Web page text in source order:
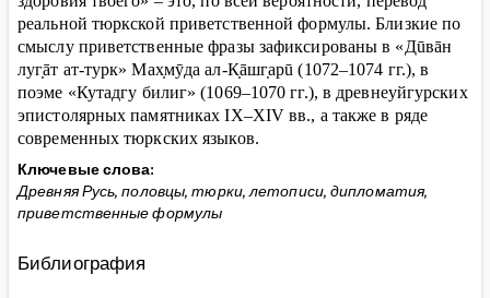
реальной тюркской приветственной формулы. Близкие по
смыслу приветственные фразы зафиксированы в «Дūвāн
луг̣āт ат-турк» Мах̣мȳда ал-К̣āшг̣арū (1072–1074 гг.), в
поэме «Кутадгу билиг» (1069–1070 гг.), в древнеуйгурских
эпистолярных памятникахIX–XIV вв., а также в ряде
современных тюркских языков.
Ключевые слова:
Древняя Русь, половцы, тюрки, летописи, дипломатия,
приветственные формулы
Библиография